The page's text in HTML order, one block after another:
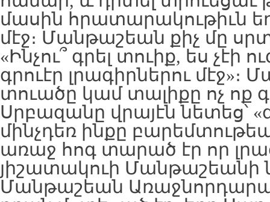
մասին հրատարակութիւն
մէջ։ Մանթաշեան քիչ մը
«Ինչու՞ գրել տուիք, ես չէի
գրուէր լրագիրներու մէջ»։
տուածը կամ տալիքը ոչ ոք
Սրբազանը վրայէն նետեց՝
մինչդեռ ինքը
առաջ հոգ տարած էր որ
յիշատակուի Մանթաշեանի
Մանթաշեան